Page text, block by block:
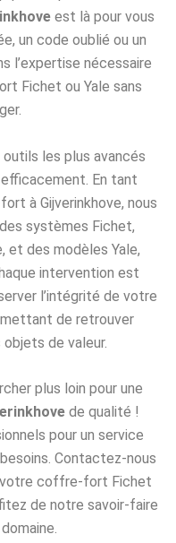
est là pour vous
un code oublié ou un
l’expertise nécessaire
Fichet ou Yale sans
les plus avancés
En tant
à Gijverinkhove, nous
systèmes Fichet,
et des modèles Yale,
intervention est
l’intégrité de votre
de retrouver
de valeur.
plus loin pour une
de qualité !
pour un service
Contactez-nous
votre coffre-fort Fichet
de notre savoir-faire